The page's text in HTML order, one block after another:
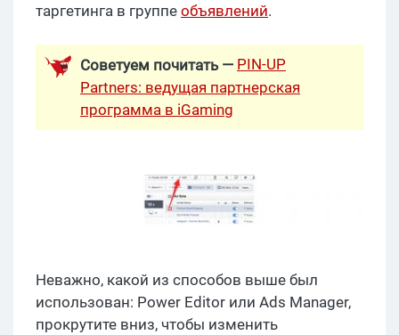
таргетинга в группе объявлений.
Советуем почитать — PIN-UP
Partners: ведущая партнерская
программа в iGaming
Неважно, какой из способов выше был
использован: Power Editor или Ads Manager,
прокрутите вниз, чтобы изменить